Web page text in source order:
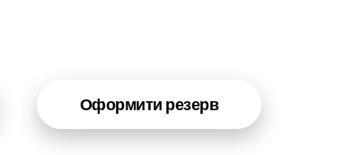
Оформити резерв